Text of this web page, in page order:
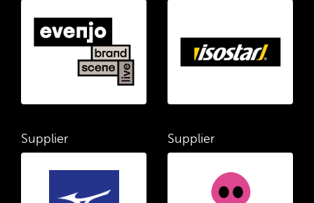
Supplier Supplier